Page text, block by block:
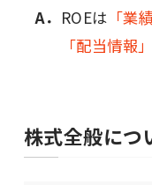
A． ROEは 「業
「配当情報」
株式全般につ